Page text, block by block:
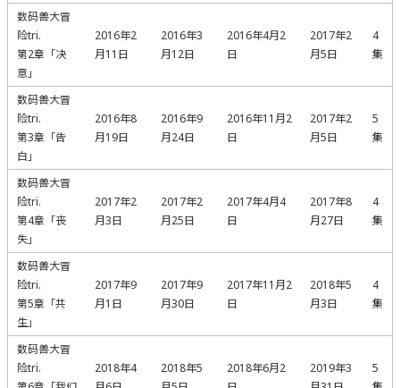
数码兽大冒
险tri.
第2章「决
意」
2016年2
月11日
2016年3
月12日
2016年4月2
日
2017年2
月5日
4
集
数码兽大冒
险tri.
第3章「告
白」
2016年8
月19日
2016年9
月24日
2016年11月2
日
2017年2
月5日
5
集
数码兽大冒
险tri.
第4章「丧
失」
2017年2
月3日
2017年2
月25日
2017年4月4
日
2017年8
月27日
4
集
数码兽大冒
险tri.
第5章「共
生」
2017年9
月1日
2017年9
月30日
2017年11月2
日
2018年5
月3日
4
集
数码兽大冒
险tri.
2018年4
2018年5
2018年6月2
2019年3
5